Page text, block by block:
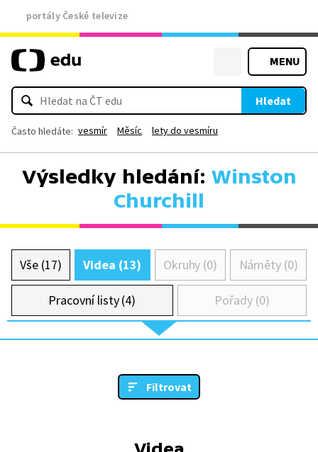
portály České televize
MENU
Hledat
Často hledáte: vesmír Měsíc lety do vesmíru
Výsledky hledání: Winston
Churchill
Vše (17) Videa (13) Okruhy (0) Náměty (0)
Pracovní listy (4) Pořady (0)
Filtrovat